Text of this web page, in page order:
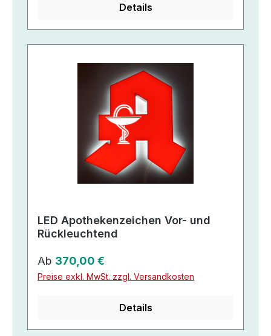
Details
LED Apothekenzeichen Vor- und
Rückleuchtend
Regulärer Preis:
Ab 370,00 €
Preise exkl. MwSt. zzgl. Versandkosten
Details